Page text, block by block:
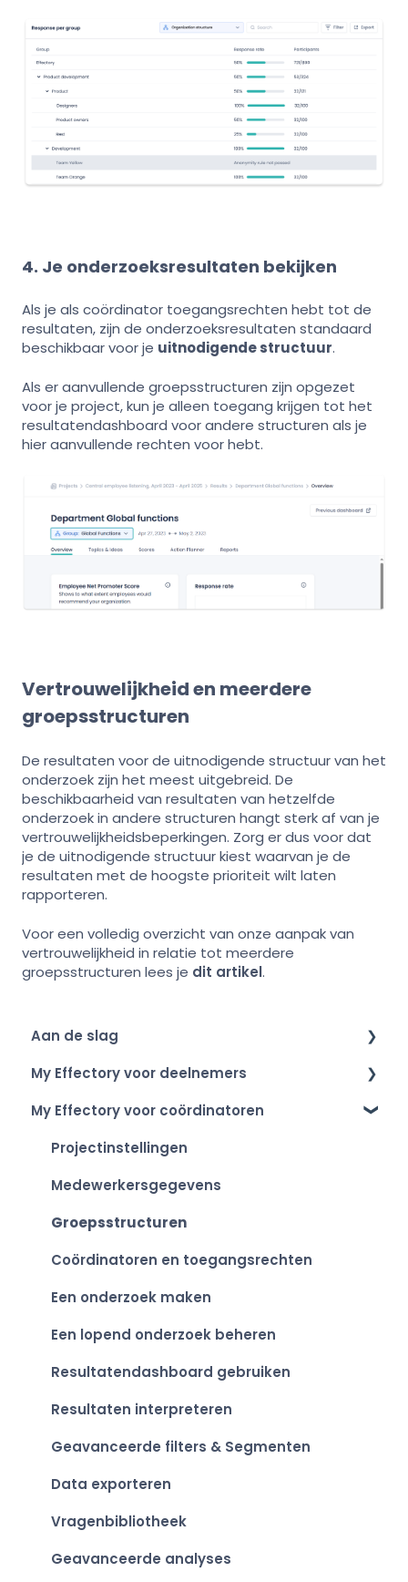
4. Je onderzoeksresultaten bekijken
Als je als coördinator toegangsrechten hebt tot de
resultaten, zijn de onderzoeksresultaten standaard
beschikbaar voor je uitnodigende structuur.
Als er aanvullende groepsstructuren zijn opgezet
voor je project, kun je alleen toegang krijgen tot het
resultatendashboard voor andere structuren als je
hier aanvullende rechten voor hebt.
Vertrouwelijkheid en meerdere
groepsstructuren
De resultaten voor de uitnodigende structuur van het
onderzoek zijn het meest uitgebreid. De
beschikbaarheid van resultaten van hetzelfde
onderzoek in andere structuren hangt sterk af van je
vertrouwelijkheidsbeperkingen. Zorg er dus voor dat
je de uitnodigende structuur kiest waarvan je de
resultaten met de hoogste prioriteit wilt laten
rapporteren.
Voor een volledig overzicht van onze aanpak van
vertrouwelijkheid in relatie tot meerdere
groepsstructuren lees je dit artikel.
Aan de slag
Inloggen
Je account instellen
Overzicht van My Effectory
My Effectory voor deelnemers
Onderzoek uitnodiging & toegang
Deelnemen aan een onderzoek
Je persoonlijke resultaten bekijken
My Effectory voor coördinatoren
Projectinstellingen
Medewerkersgegevens
Groepsstructuren
Coördinatoren en toegangsrechten
Een onderzoek maken
Een lopend onderzoek beheren
Resultatendashboard gebruiken
Resultaten interpreteren
Geavanceerde filters & Segmenten
Data exporteren
Vragenbibliotheek
Geavanceerde analyses